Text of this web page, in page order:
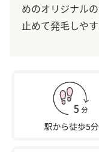
めのオリジナル
止めて発毛しや